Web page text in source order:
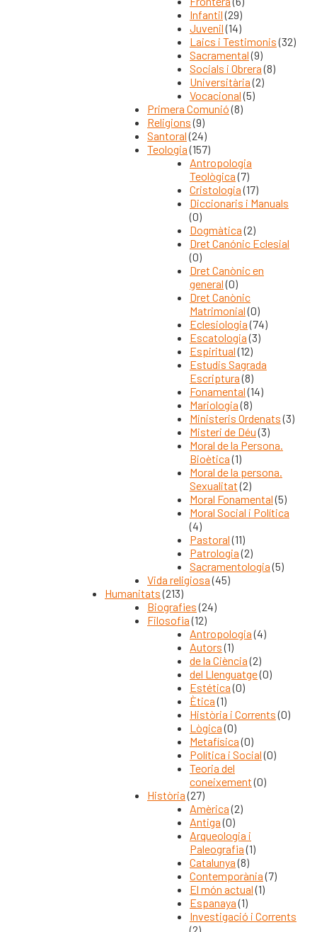
Infantil (29)
Juvenil (14)
Laics i Testimonis (32)
Sacramental (9)
Socials i Obrera (8)
Universitària (2)
Vocacional (5)
Primera Comunió (8)
Religions (9)
Santoral (24)
Teologia (157)
Antropologia
Teològica (7)
Cristologia (17)
Diccionaris i Manuals
(0)
Dogmàtica (2)
Dret Canónic Eclesial
(0)
Dret Canònic en
general (0)
Dret Canònic
Matrimonial (0)
Eclesiologia (74)
Escatologia (3)
Espiritual (12)
Estudis Sagrada
Escriptura (8)
Fonamental (14)
Mariologia (8)
Ministeris Ordenats (3)
Misteri de Déu (3)
Moral de la Persona.
Bioètica (1)
Moral de la persona.
Sexualitat (2)
Moral Fonamental (5)
Moral Social i Política
(4)
Pastoral (11)
Patrologia (2)
Sacramentologia (5)
Vida religiosa (45)
Humanitats (213)
Biografies (24)
Filosofia (12)
Antropologia (4)
Autors (1)
de la Ciència (2)
del Llenguatge(0)
Estética (0)
Ètica (1)
Història i Corrents (0)
Lògica (0)
Metafísica (0)
Política i Social (0)
Teoria del
coneixement (0)
Història (27)
Amèrica (2)
Antiga (0)
Arqueologia i
Paleografia (1)
Catalunya (8)
Contemporània (7)
El món actual (1)
Espanaya (1)
Investigació i Corrents